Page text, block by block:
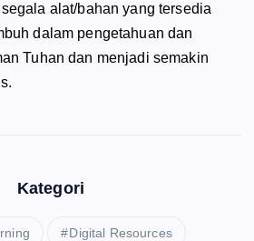
alat/bahan yang tersedia
dalam pengetahuan dan
Tuhan dan menjadi semakin
Kategori
Digital Resources